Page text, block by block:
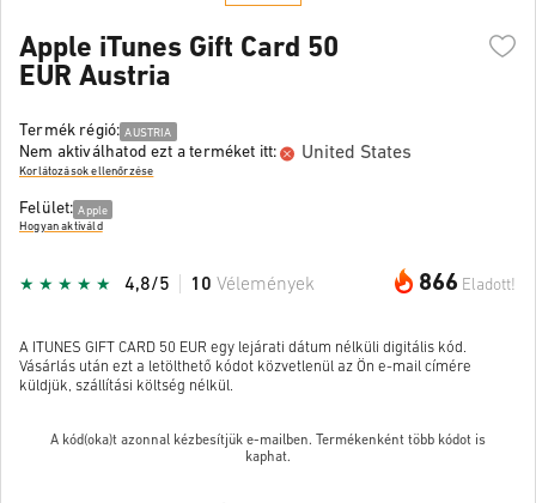
Apple iTunes Gift Card 50
EUR Austria
Termék régió: AUSTRIA
Nem aktiválhatod ezt a terméket itt: United States
Korlátozások ellenőrzése
Felület: Apple
Hogyan aktiváld
866 Eladott!
4,8/5 10 Vélemények
A ITUNES GIFT CARD 50 EUR egy lejárati dátum nélküli digitális kód.
Vásárlás után ezt a letölthető kódot közvetlenül az Ön e-mail címére
küldjük, szállítási költség nélkül.
A kód(oka)t azonnal kézbesítjük e-mailben. Termékenként több kódot is
kaphat.